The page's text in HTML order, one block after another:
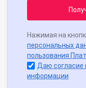
Нажимая на
персональных
пользования
Даю согласие
информации